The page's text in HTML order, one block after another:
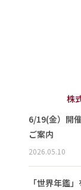
株
6/19(金）開
ご案内
2026.05.10
「世界年鑑